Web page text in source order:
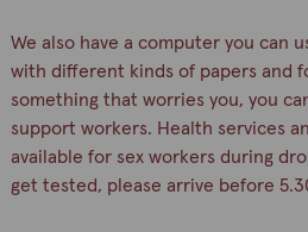
We also have a computer you can
with different kinds of papers and
something that worries you, you
support workers. Health services
available for sex workers during
get tested, please arrive before